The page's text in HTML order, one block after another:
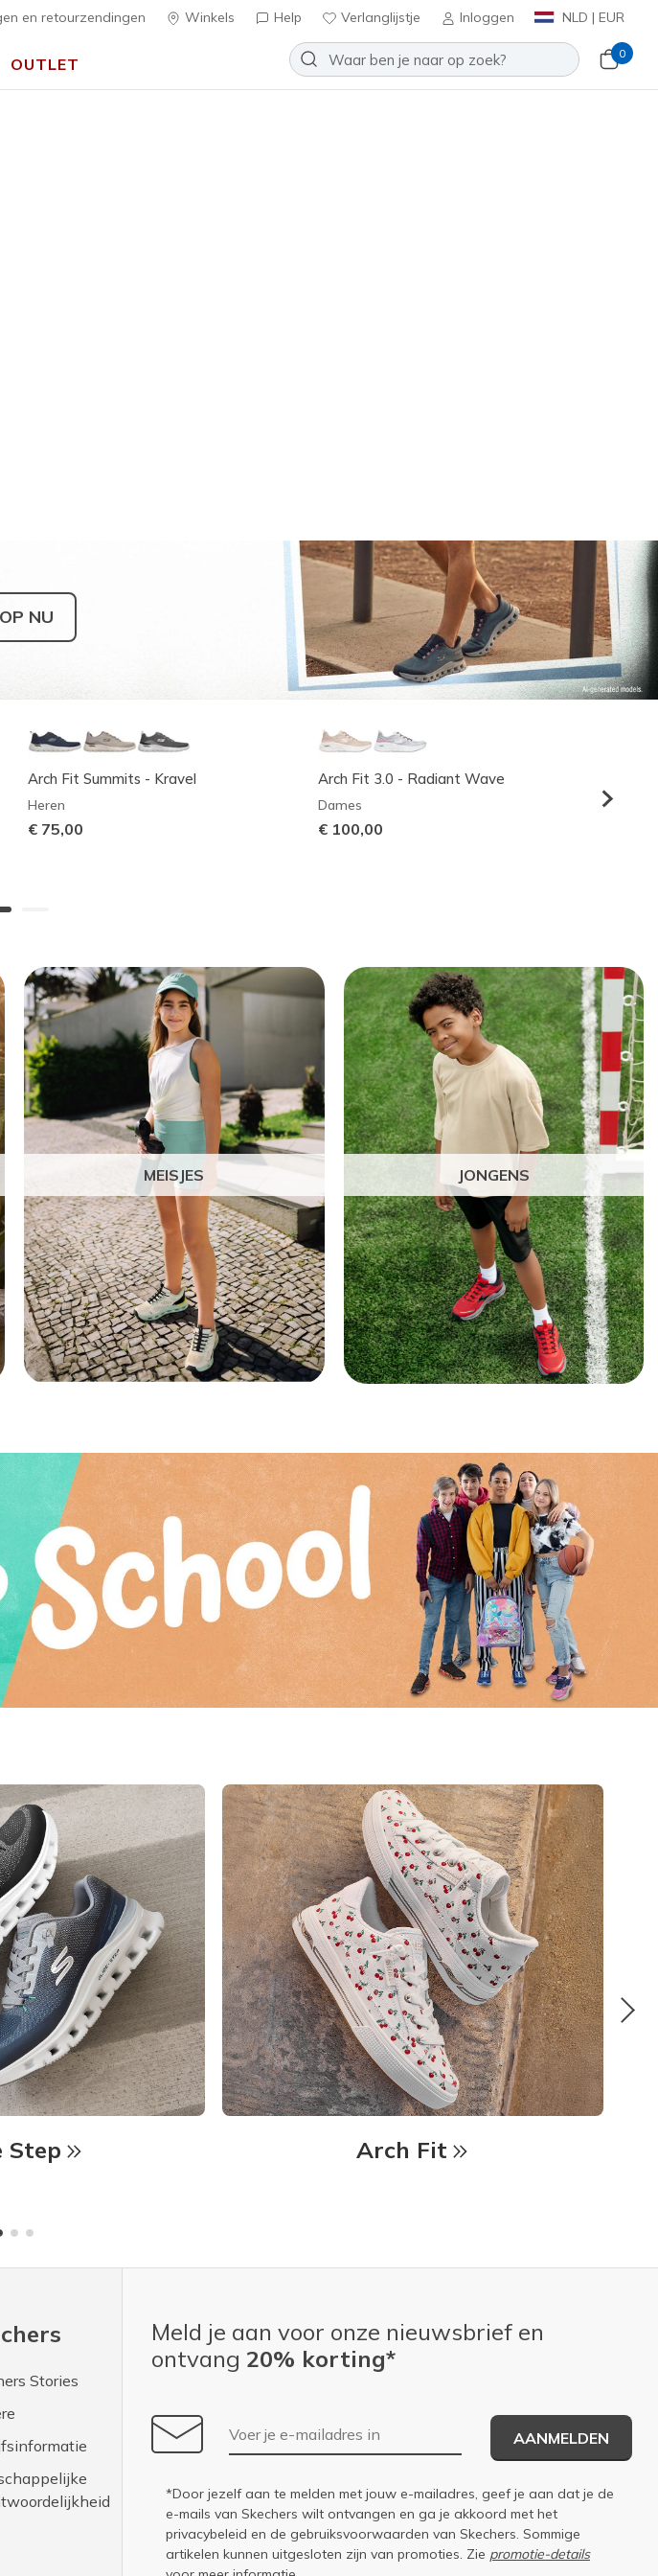
en retourzendingen Winkels Help Verlanglijstje Inloggen NLD | EUR
OUTLET
0
NU
Arch Fit Summits - Kravel
Heren
€ 75,00
Arch Fit 3.0 - Radiant Wave
Dames
€ 100,00
Heren
MEISJES JONGENS
Step Arch Fit
Stories
Meld je aan voor onze nieuwsbrief en
ontvang 20% korting*
E-mailadres
AANMELDEN
*Door jezelf aan te melden met jouw e-mailadres, geef je aan dat je de
e-mails van Skechers wilt ontvangen en ga je akkoord met het
privacybeleid en de gebruiksvoorwaarden van Skechers. Sommige
artikelen kunnen uitgesloten zijn van promoties. Zie promotie-details